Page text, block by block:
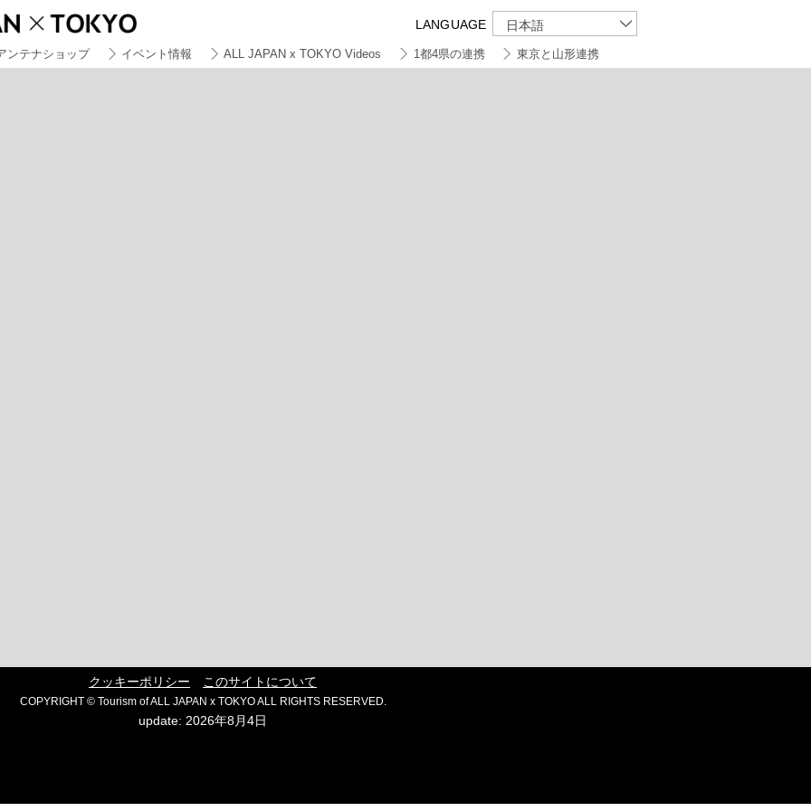
LANGUAGE 日本語
ンテナショップ イベント情報 ALL JAPAN x TOKYO Videos 1都4県の連携 東京と山形連携
クッキーポリシー このサイトについて
COPYRIGHT © Tourism of ALL JAPAN x TOKYO ALL RIGHTS RESERVED.
update: 2026年8月4日